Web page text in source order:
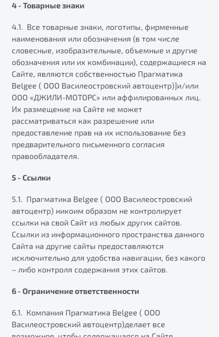
4 - Товарные знаки
4.1. Все товарные знаки, логотипы, фирменные
наименования или обозначения (в том числе
словесные, изобразительные, объемные и другие
обозначения или их комбинации), содержащиеся на
Сайте, являются собственностью Прагматика
Belgee ( ООО Василеостровский автоцентр)]и/или
ООО «ДЖИЛИ-МОТОРС» или аффилированных лиц.
Их размещение на Сайте не может
рассматриваться как разрешение или
предоставление прав на их использование без
предварительного письменного согласия
правообладателя.
5 - Ссылки
5.1. Прагматика Belgee ( ООО Василеостровский
автоцентр) никоим образом не контролирует
ссылки на свой Сайт из любых других сайтов.
Ссылки из информационного пространства данного
Сайта на другие сайты предоставляются
исключительно для удобства навигации, без какого
– либо контроля содержания этих сайтов.
6 - Ограничение ответственности
6.1. Компания Прагматика Belgee ( ООО
Василеостровский автоцентр)делает все